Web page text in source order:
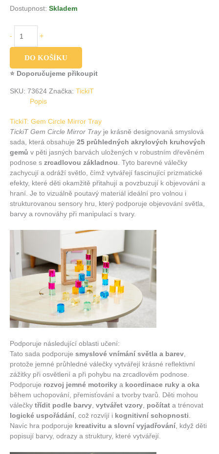
Dostupnost: Skladem
- +
DO KOŠÍKU
⭐ Doporučujeme přikoupit
SKU: 73624 Značka: TickiT
Popis
TickiT: Gem Circle Mirror Tray
TickiT Gem Circle Mirror Trayje krásně designovaná smyslová
sada, která obsahuje 25 průhledných akrylových kruhových
gemů v pěti jasných barvách uložených v robustním dřevěném
podnose s zrcadlovou základnou. Tyto barevné válečky
zachycují a odráží světlo, čímž vytvářejí fascinující prizmati­cké
efekty, které děti okamžitě přitahují a povzbuzují k objevování a
hraní. Je to vizuálně poutavý materiál ideální pro volnou i
strukturovanou sensory hru, který podporuje objevování světla,
barvy a rovnováhy při manipulaci s tvary.
Podporuje následující oblasti učení:
Tato sada podporuje smyslové vnímání světla a barev,
protože jemné průhledné válečky vytvářejí krásné reflektivní
zážitky při osvětlení a při pohybu na zrcadlovém podnose.
Podporuje rozvoj jemné motoriky a koordinace ruky a oka
během uchopování, přemisťování a tvorby tvarů. Děti mohou
válečky třídit podle barvy, vytvářet vzory, počítat a trénovat
logické uspořádání, což rozvíjí i kognitivní schopnosti.
Navíc hra podporuje kreativitu a slovní vyjadřování, když děti
popisují barvy, odrazy a struktury, které vytvářejí.